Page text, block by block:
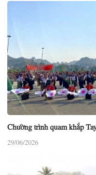
Chường trình quam khắp
29/06/2026